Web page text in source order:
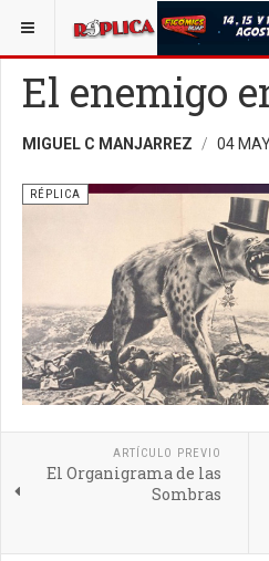
ESTÁ AQUÍ: AVISO LEGAL
El enemigo
MIGUEL C MANJARREZ 04
RÉPLICA
ARTÍCULO PREVIO
El Organigrama de las
Sombras